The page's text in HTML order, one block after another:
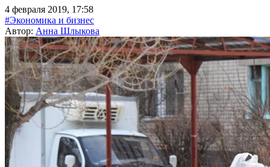
4 февраля 2019, 17:58
#Экономика и бизнес
Автор: Анна Шлыкова